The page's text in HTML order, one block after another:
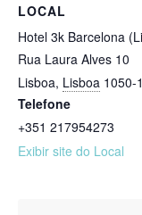
LOCAL
Hotel 3k Barcelona
Rua Laura Alves 10
Lisboa, Lisboa 1050-
Telefone
+351 217954273
Exibir site do Local